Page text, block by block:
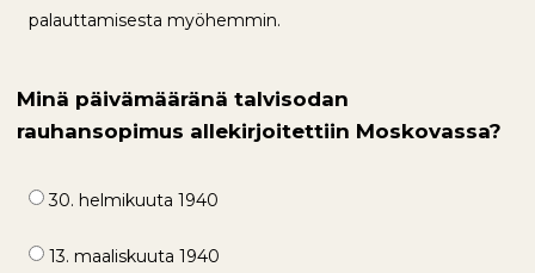
palauttamisesta myöhemmin.
Minä päivämääränä talvisodan
rauhansopimus allekirjoitettiin Moskovassa?
30. helmikuuta 1940
13. maaliskuuta 1940